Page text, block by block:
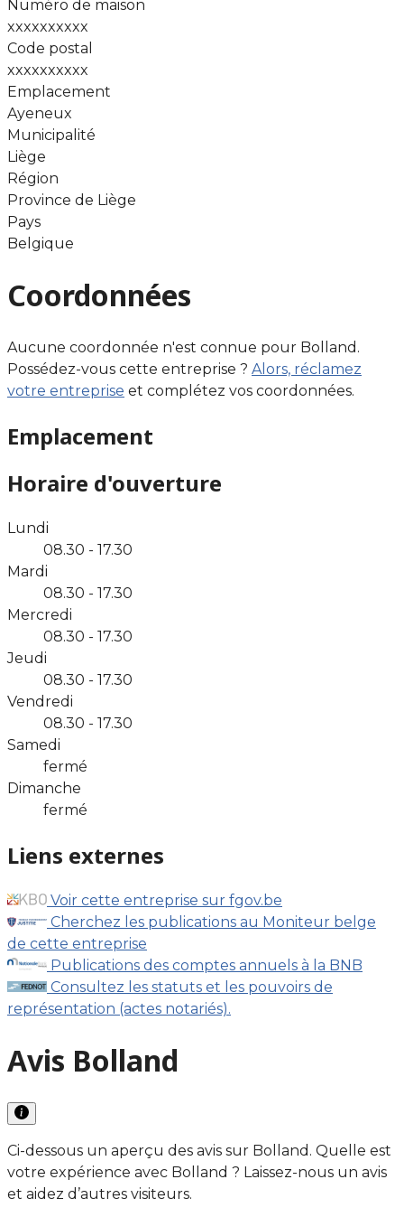
Numéro de maison
xxxxxxxxxx
Code postal
xxxxxxxxxx
Emplacement
Ayeneux
Municipalité
Liège
Région
Province de Liège
Pays
Belgique
Coordonnées
Aucune coordonnée n'est connue pour Bolland.
Possédez-vous cette entreprise ? Alors, réclamez
votre entreprise et complétez vos coordonnées.
Emplacement
Horaire d'ouverture
Lundi
08.30 - 17.30
Mardi
08.30 - 17.30
Mercredi
08.30 - 17.30
Jeudi
08.30 - 17.30
Vendredi
08.30 - 17.30
Samedi
fermé
Dimanche
fermé
Liens externes
Voir cette entreprise sur fgov.be
Cherchez les publications au Moniteur belge
de cette entreprise
Publications des comptes annuels à la BNB
Consultez les statuts et les pouvoirs de
représentation (actes notariés).
Avis Bolland
Ci-dessous un aperçu des avis sur Bolland. Quelle est
votre expérience avec Bolland ? Laissez-nous un avis
et aidez d’autres visiteurs.